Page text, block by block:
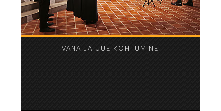
VANA JA UUE KOHTUMINE